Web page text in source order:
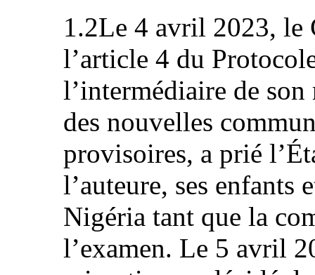
1.2Le 4 avril 2023, le
l’article 4 du
l’intermédiaire de
des nouvelles
provisoires, a prié
l’auteure, ses enfants
Nigéria tant que la
l’examen. Le 5 avril